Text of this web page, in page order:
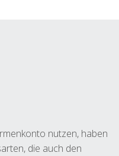
nutzen, haben
die auch den